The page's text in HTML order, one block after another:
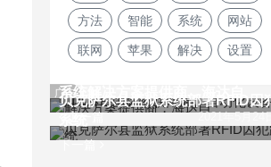
方法 智能 系统 网站
联网 苹果 解决 设置
广告
上一篇
系统解决方案提供商，海达自
2021年5月24
下一篇
贝克萨尔县监狱系统部署RFID囚